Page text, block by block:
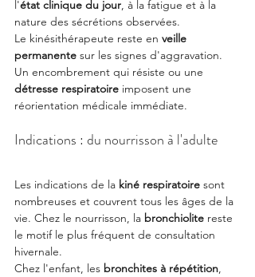
l'état clinique du jour, à la fatigue et à la
nature des sécrétions observées.
Le kinésithérapeute reste en veille
permanente sur les signes d'aggravation.
Un encombrement qui résiste ou une
détresse respiratoire imposent une
réorientation médicale immédiate.
Indications : du nourrisson à l'adulte
Les indications de la kiné respiratoire sont
nombreuses et couvrent tous les âges de la
vie. Chez le nourrisson, la bronchiolite reste
le motif le plus fréquent de consultation
hivernale.
Chez l'enfant, les bronchites à répétition,